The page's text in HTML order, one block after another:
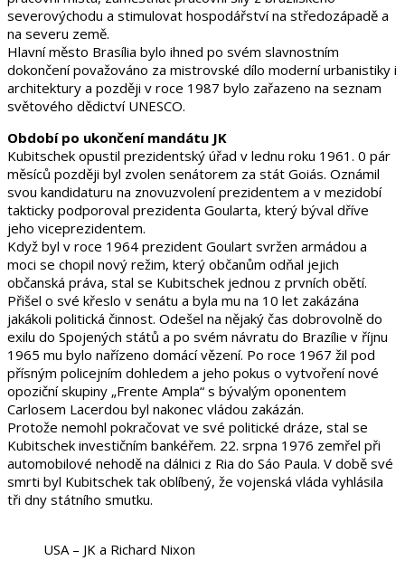
severovýchodu a stimulovat hospodářství na středozápadě a
na severu země.
Hlavní město Brasília bylo ihned po svém slavnostním
dokončení považováno za mistrovské dílo moderní urbanistiky i
architektury a později v roce 1987 bylo zařazeno na seznam
světového dědictví UNESCO.
Období po ukončení mandátu JK
Kubitschek opustil prezidentský úřad v lednu roku 1961. 0 pár
měsíců později byl zvolen senátorem za stát Goiás. Oznámil
svou kandidaturu na znovuzvolení prezidentem a v mezidobí
takticky podporoval prezidenta Goularta, který býval dříve
jeho viceprezidentem.
Když byl v roce 1964 prezident Goulart svržen armádou a
moci se chopil nový režim, který občanům odňal jejich
občanská práva, stal se Kubitschek jednou z prvních obětí.
Přišel o své křeslo v senátu a byla mu na 10 let zakázána
jakákoli politická činnost. Odešel na nějaký čas dobrovolně do
exilu do Spojených států a po svém návratu do Brazílie v říjnu
1965 mu bylo nařízeno domácí vězení. Po roce 1967 žil pod
přísným policejním dohledem a jeho pokus o vytvoření nové
opoziční skupiny „Frente Ampla“ s bývalým oponentem
Carlosem Lacerdou byl nakonec vládou zakázán.
Protože nemohl pokračovat ve své politické dráze, stal se
Kubitschek investičním bankéřem. 22. srpna 1976 zemřel při
automobilové nehodě na dálnici z Ria do Sáo Paula. V době své
smrti byl Kubitschek tak oblíbený, že vojenská vláda vyhlásila
tři dny státního smutku.
USA – JK a Richard Nixon